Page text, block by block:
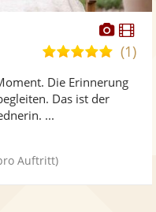
Fotos
5,0
5
(1)
Die Erinnerung
Das ist der
...
Auftritt)